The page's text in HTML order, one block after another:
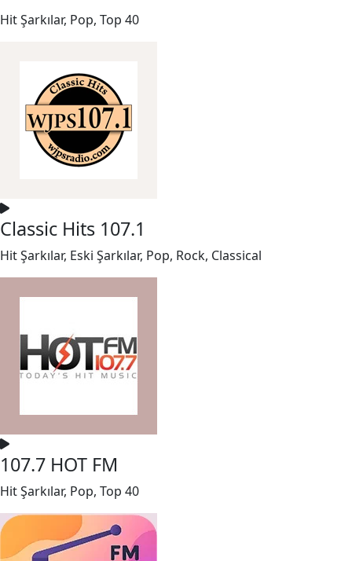
Hit Şarkılar, Pop, Top 40
Classic Hits 107.1
Hit Şarkılar, Eski Şarkılar, Pop, Rock, Classical
107.7 HOT FM
Hit Şarkılar, Pop, Top 40